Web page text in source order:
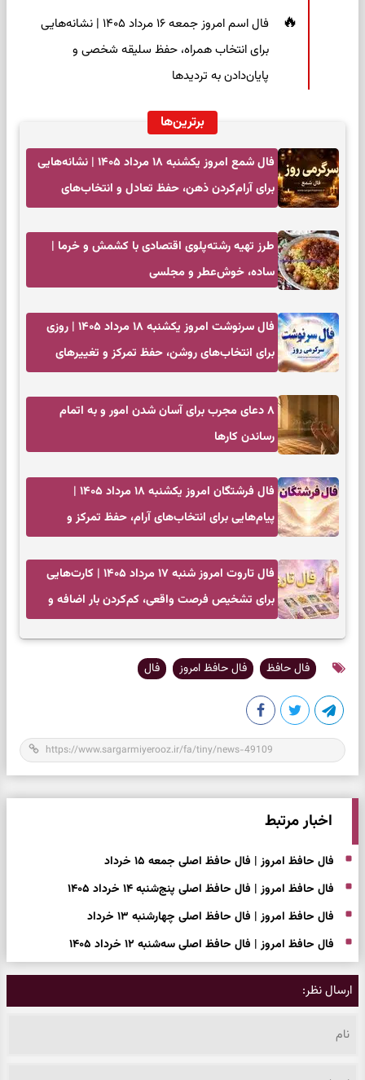
فال اسم امروز جمعه ۱۶ مرداد ۱۴۰۵ | نشانه‌هایی
برای انتخاب همراه، حفظ سلیقه شخصی و
پایان‌دادن به تردیدها
برترین‌ها
فال شمع امروز یکشنبه ۱۸ مرداد ۱۴۰۵ | نشانه‌هایی
برای آرام‌کردن ذهن، حفظ تعادل و انتخاب‌های
طرز تهیه رشته‌پلوی اقتصادی با کشمش و خرما |
ساده، خوش‌عطر و مجلسی
فال سرنوشت امروز یکشنبه ۱۸ مرداد ۱۴۰۵ | روزی
برای انتخاب‌های روشن، حفظ تمرکز و تغییرهای
۸ دعای مجرب برای آسان شدن امور و به اتمام
رساندن کار‌ها
فال فرشتگان امروز یکشنبه ۱۸ مرداد ۱۴۰۵ |
پیام‌هایی برای انتخاب‌های آرام، حفظ تمرکز و
فال تاروت امروز شنبه ۱۷ مرداد ۱۴۰۵ | کارت‌هایی
برای تشخیص فرصت واقعی، کم‌کردن بار اضافه و
فال حافظ فال حافظ امروز فال
اخبار مرتبط
فال حافظ امروز | فال حافظ اصلی جمعه ۱۵ خرداد
فال حافظ امروز | فال حافظ اصلی پنج‌شنبه ۱۴ خرداد ۱۴۰۵
فال حافظ امروز | فال حافظ اصلی چهارشنبه ۱۳ خرداد
فال حافظ امروز | فال حافظ اصلی سه‌شنبه ۱۲ خرداد ۱۴۰۵
ارسال نظر: